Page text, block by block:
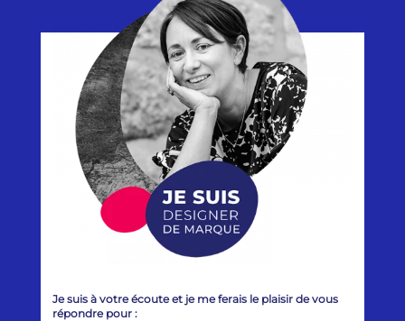
Je suis à votre écoute et je me ferais le plaisir de vous
répondre pour :